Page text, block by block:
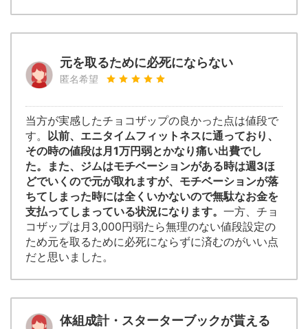
元を取るために必死にならない
匿名希望
当方が実感したチョコザップの良かった点は値段で
す。 以前、エニタイムフィットネスに通っており、
その時の値段は月1万円弱とかなり痛い出費でし
た。また、ジムはモチベーションがある時は週3ほ
どでいくので元が取れますが、モチベーションが落
ちてしまった時には全くいかないので無駄なお金を
支払ってしまっている状況になります。 一方、チョ
コザップは月3,000円弱たら無理のない値段設定の
ため元を取るために必死にならずに済むのがいい点
だと思いました。
体組成計・スターターブックが貰える